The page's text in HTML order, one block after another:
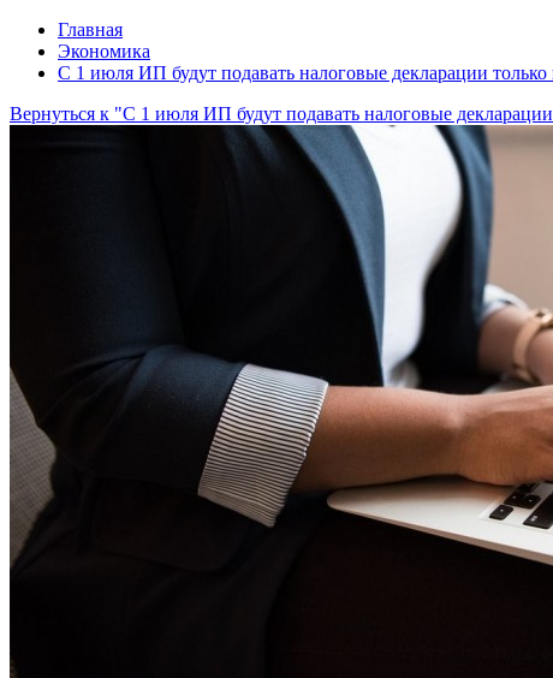
Главная
Экономика
С 1 июля ИП будут подавать налоговые декларации только
Вернуться к "С 1 июля ИП будут подавать налоговые